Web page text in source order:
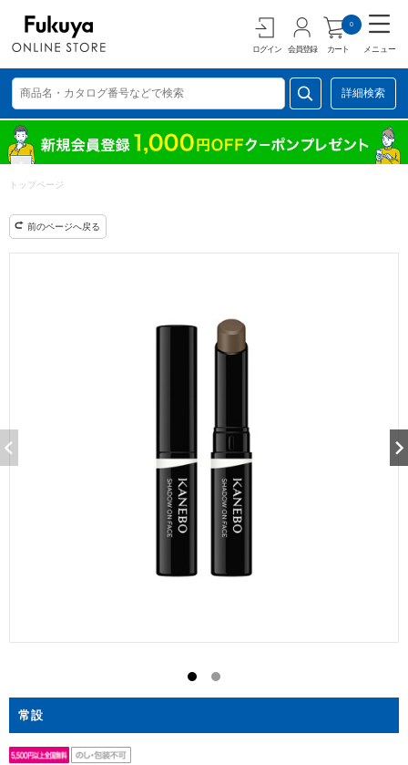
ログイン 会員登録 カート
0
メニュー
詳細検索
トップページ
前のページへ戻る
常設